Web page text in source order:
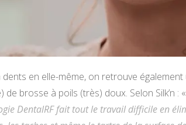
en elle-même, on retrouve
brosse à poils (très) doux. Selon Silk’n : «
DentalRF fait tout le travail difficile en